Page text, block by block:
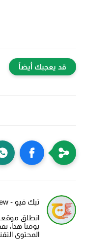
قد يعجبك أيضاً
تيك فيو - Tech View
يومنا هذا،
المحتوى